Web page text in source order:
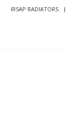
Skip
SkipIRSAP RADIATORS